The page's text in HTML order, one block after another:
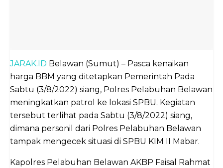
JARAK.ID Belawan (Sumut) – Pasca kenaikan
harga BBM yang ditetapkan Pemerintah Pada
Sabtu (3/8/2022) siang, Polres Pelabuhan Belawan
meningkatkan patrol ke lokasi SPBU. Kegiatan
tersebut terlihat pada Sabtu (3/8/2022) siang,
dimana personil dari Polres Pelabuhan Belawan
tampak mengecek situasi di SPBU KIM II Mabar.
Kapolres Pelabuhan Belawan AKBP Faisal Rahmat